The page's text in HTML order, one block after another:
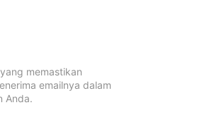
memastikan
emailnya dalam
Anda.